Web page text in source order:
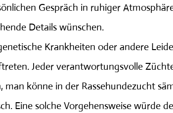
Gespräch in ruhiger
Details wünschen.
Krankheiten oder andere
Jeder verantwortungsvolle
könne in der Rassehundezucht
Eine solche Vorgehensweise würde